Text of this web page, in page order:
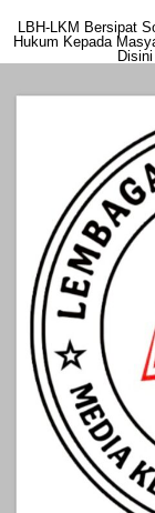
LBH-LKM Bersipat
Hukum Kepada